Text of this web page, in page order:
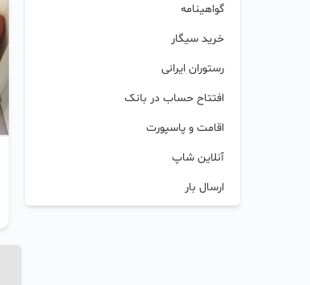
گواهینامه
خرید سیگار
رستوران ایرانی
افتتاح حساب در بانک
اقامت و پاسپورت
آنلاین شاپ
ارسال بار